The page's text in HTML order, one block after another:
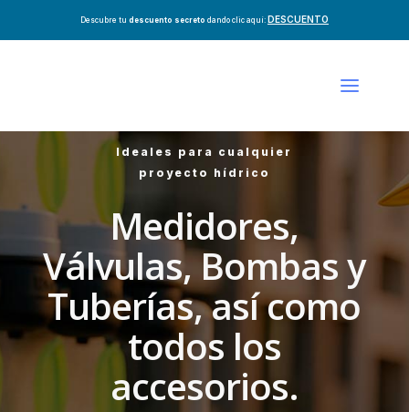
Descubre tu descuento secreto dando clic aquí: DESCUENTO
Ideales para cualquier
proyecto hídrico
Medidores,
Válvulas, Bombas y
Tuberías, así como
todos los
accesorios.